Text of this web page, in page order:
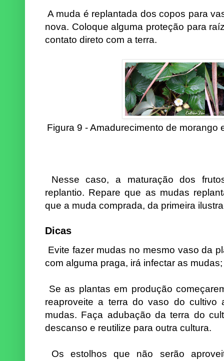
A muda é replantada dos copos para
nova. Coloque alguma proteção para
contato direto com a terra.
Figura 9 - Amadurecimento de
Nesse caso, a maturação dos
replantio. Repare que as mudas
que a muda comprada, da primeira
Dicas
Evite fazer mudas no mesmo vaso da
com alguma praga, irá infectar as mudas;
Se as plantas em produção
reaproveite a terra do vaso do cultivo
mudas. Faça adubação da terra do
descanso e reutilize para outra cultura.
Os estolhos que não serão